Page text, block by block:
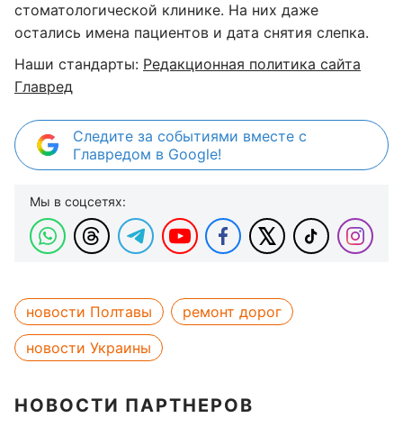
стоматологической клинике. На них даже
остались имена пациентов и дата снятия слепка.
Наши стандарты: Редакционная политика сайта
Главред
Следите за событиями вместе с
Главредом в Google!
Мы в соцсетях:
новости Полтавы
ремонт дорог
новости Украины
НОВОСТИ ПАРТНЕРОВ